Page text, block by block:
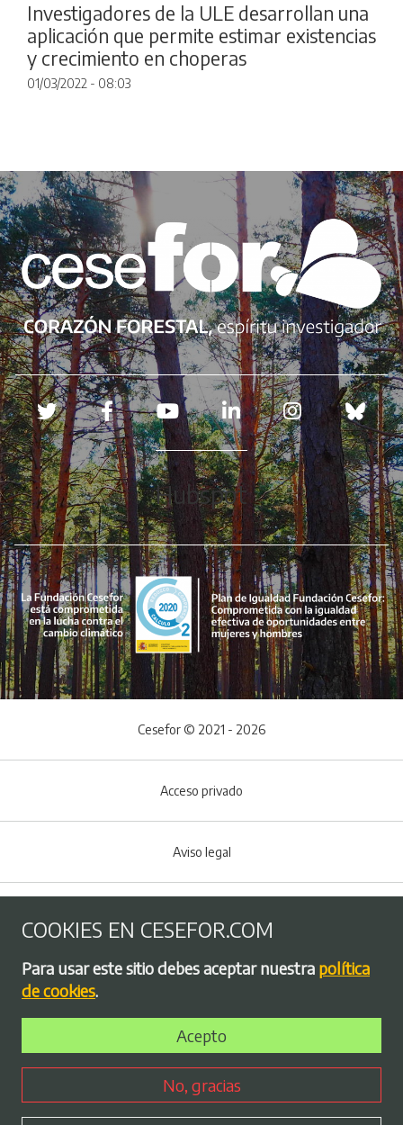
Investigadores de la ULE desarrollan una
aplicación que permite estimar existencias
y crecimiento en choperas
01/03/2022 - 08:03
Redes sociales
Hubspot
Menú del pie
Cesefor © 2021 - 2026
Acceso privado
Aviso legal
Política de privacidad
Bolsa de empleo
Perfil contratante
COOKIES EN CESEFOR.COM
Para usar este sitio debes aceptar nuestra política
de cookies.
Acepto
No, gracias